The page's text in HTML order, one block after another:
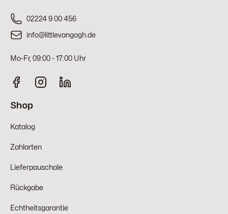
02224 9 00 456
info@littlevangogh.de
Mo-Fr, 09:00 - 17:00 Uhr
Shop
Katalog
Zahlarten
Lieferpauschale
Rückgabe
Echtheitsgarantie